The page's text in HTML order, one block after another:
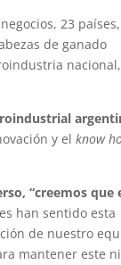
23 países,
de ganado
nacional,
y elknow
“creemos que
han sentido esta
de nuestro
mantener este